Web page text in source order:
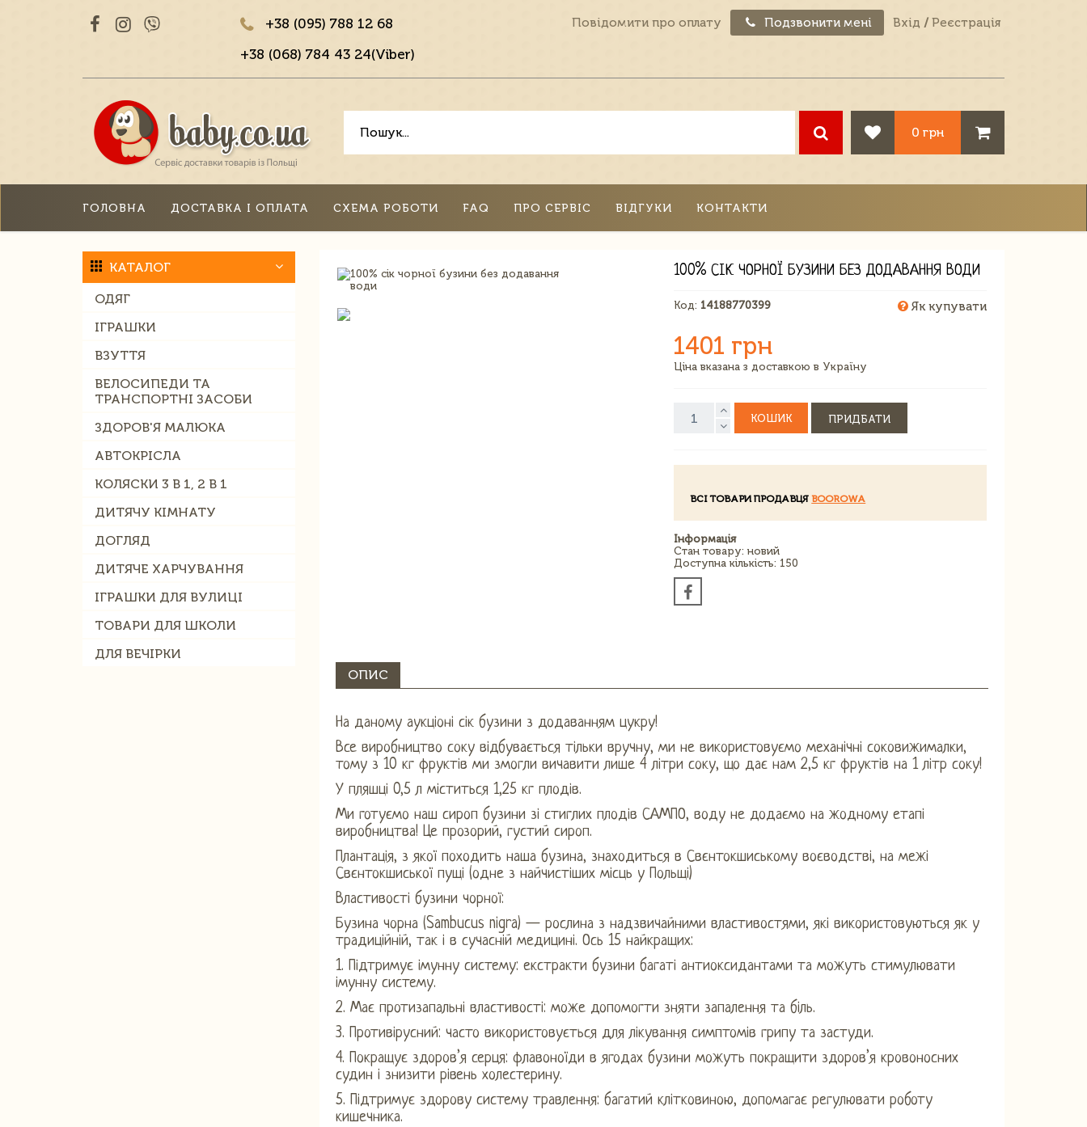
+38 (095) 788 12 68
+38 (068) 784 43 24(Viber)
Повідомити про оплату Подзвонити мені Вхід / Реєстрація
0 грн
ГОЛОВНА ДОСТАВКА І ОПЛАТА СХЕМА РОБОТИ FAQ ПРО СЕРВІС ВІДГУКИ КОНТАКТИ
КАТАЛОГ
ОДЯГ
ІГРАШКИ
ВЗУТТЯ
ВЕЛОСИПЕДИ ТА
ТРАНСПОРТНІ ЗАСОБИ
ЗДОРОВ'Я МАЛЮКА
АВТОКРІСЛА
КОЛЯСКИ 3 В 1, 2 В 1
ДИТЯЧУ КІМНАТУ
ДОГЛЯД
ДИТЯЧЕ ХАРЧУВАННЯ
ІГРАШКИ ДЛЯ ВУЛИЦІ
ТОВАРИ ДЛЯ ШКОЛИ
ДЛЯ ВЕЧІРКИ
100% СІК ЧОРНОЇ БУЗИНИ БЕЗ ДОДАВАННЯ ВОДИ
Код: 14188770399 Як купувати
1401 грн
Ціна вказана з доставкою в Україну
КОШИК ПРИДБАТИ
ВСІ ТОВАРИ ПРОДАВЦЯBOOROWA
Інформація
Стан товару: новий
Доступна кількість: 150
ОПИС
На даному аукціоні сік бузини з додаванням цукру!
Все виробництво соку відбувається тільки вручну, ми не використовуємо механічні соковижималки,
тому з 10 кг фруктів ми змогли вичавити лише 4 літри соку, що дає нам 2,5 кг фруктів на 1 літр соку!
У пляшці 0,5 л міститься 1,25 кг плодів.
Ми готуємо наш сироп бузини зі стиглих плодів САМПО, воду не додаємо на жодному етапі
виробництва! Це прозорий, густий сироп.
Плантація, з якої походить наша бузина, знаходиться в Свєнтокшиському воєводстві, на межі
Свєнтокшиської пущі (одне з найчистіших місць у Польщі)
Властивості бузини чорної:
Бузина чорна (Sambucus nigra) — рослина з надзвичайними властивостями, які використовуються як у
традиційній, так і в сучасній медицині. Ось 15 найкращих:
1. Підтримує імунну систему: екстракти бузини багаті антиоксидантами та можуть стимулювати
імунну систему.
2. Має протизапальні властивості: може допомогти зняти запалення та біль.
3. Противірусний: часто використовується для лікування симптомів грипу та застуди.
4. Покращує здоров’я серця: флавоноїди в ягодах бузини можуть покращити здоров’я кровоносних
судин і знизити рівень холестерину.
5. Підтримує здорову систему травлення: багатий клітковиною, допомагає регулювати роботу
кишечника.